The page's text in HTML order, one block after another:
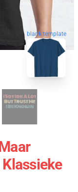
blank template